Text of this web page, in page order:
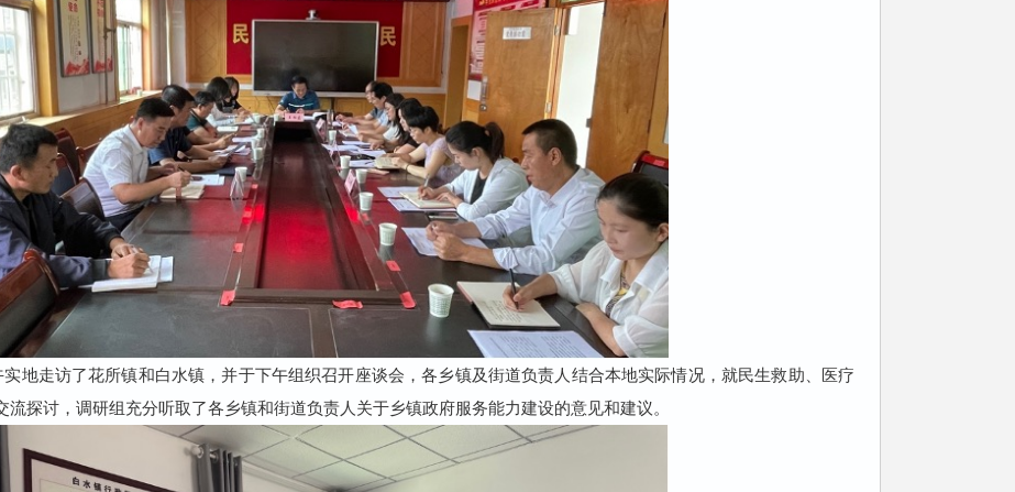
地走访了花所镇和白水镇，并于下午组织召开座谈会，各乡镇及街道负责人结合本地实际情况，就民生救助、医疗
探讨，调研组充分听取了各乡镇和街道负责人关于乡镇政府服务能力建设的意见和建议。